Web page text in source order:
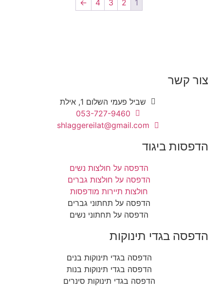
1
2
3
4
←
צור קשר
שביל פעמי השלום 1, אילת​
053-727-9460
shlaggereilat@gmail.com
הדפסות ביגוד
הדפסה על חולצות נשים
הדפסה על חולצות גברים
חולצות תיירות מודפסות
הדפסה על תחתוני גברים
הדפסה על תחתוני נשים
הדפסה בגדי תינוקות
הדפסה בגדי תינוקות בנים
הדפסה בגדי תינוקות בנות
הדפסה בגדי תינוקות סינרים